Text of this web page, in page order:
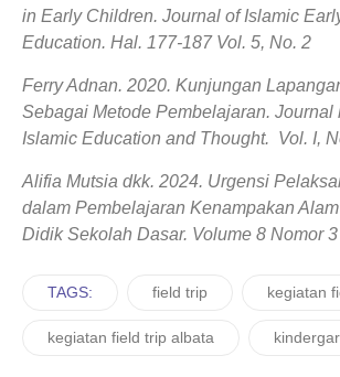
in Early Children. Journal of Islamic
Education. Hal. 177-187 Vol. 5, No. 2
Ferry Adnan. 2020. Kunjungan
Sebagai Metode Pembelajaran. Journal
Islamic Education and Thought. Vol. I,
Alifia Mutsia dkk. 2024. Urgensi
dalam Pembelajaran Kenampakan
Didik Sekolah Dasar. Volume 8 Nomor
TAGS: field trip kegiatan
kegiatan field trip albata